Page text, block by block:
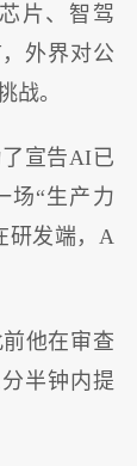
片、智驾
外界对公
战。
了宣告AI已
场“生产力
研发端，A
他在审查
半钟内提